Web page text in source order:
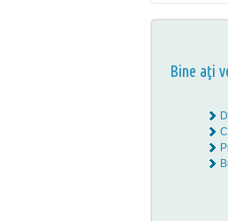
Bine aţi